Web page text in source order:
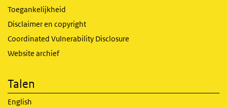
Toegankelijkheid
Disclaimer en copyright
Coordinated Vulnerability Disclosure
Website archief
Talen
English